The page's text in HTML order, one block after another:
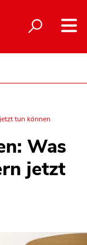
tun können
Was
jetzt